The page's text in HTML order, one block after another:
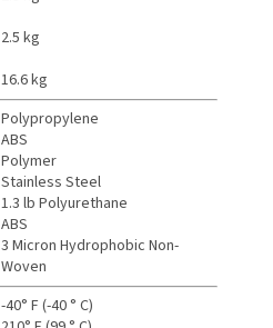
2.5 kg
16.6 kg
Polypropylene
ABS
Polymer
Stainless Steel
1.3 lb Polyurethane
ABS
3 Micron Hydrophobic Non-
Woven
-40° F (-40 ° C)